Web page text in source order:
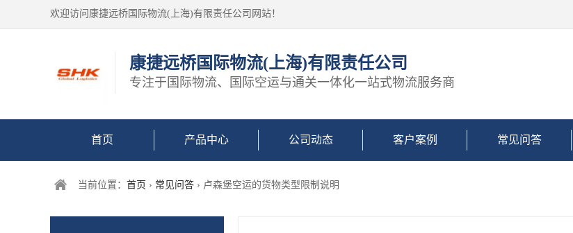
欢迎访问康捷远桥国际物流(上海)有限责任公司网站！
康捷远桥国际物流(上海)有限责任公司
专注于国际物流、国际空运与通关一体化一站式物流服务商
首页 产品中心 公司动态 客户案例 常见问答
当前位置： 首页 › 常见问答 › 卢森堡空运的货物类型限制说明